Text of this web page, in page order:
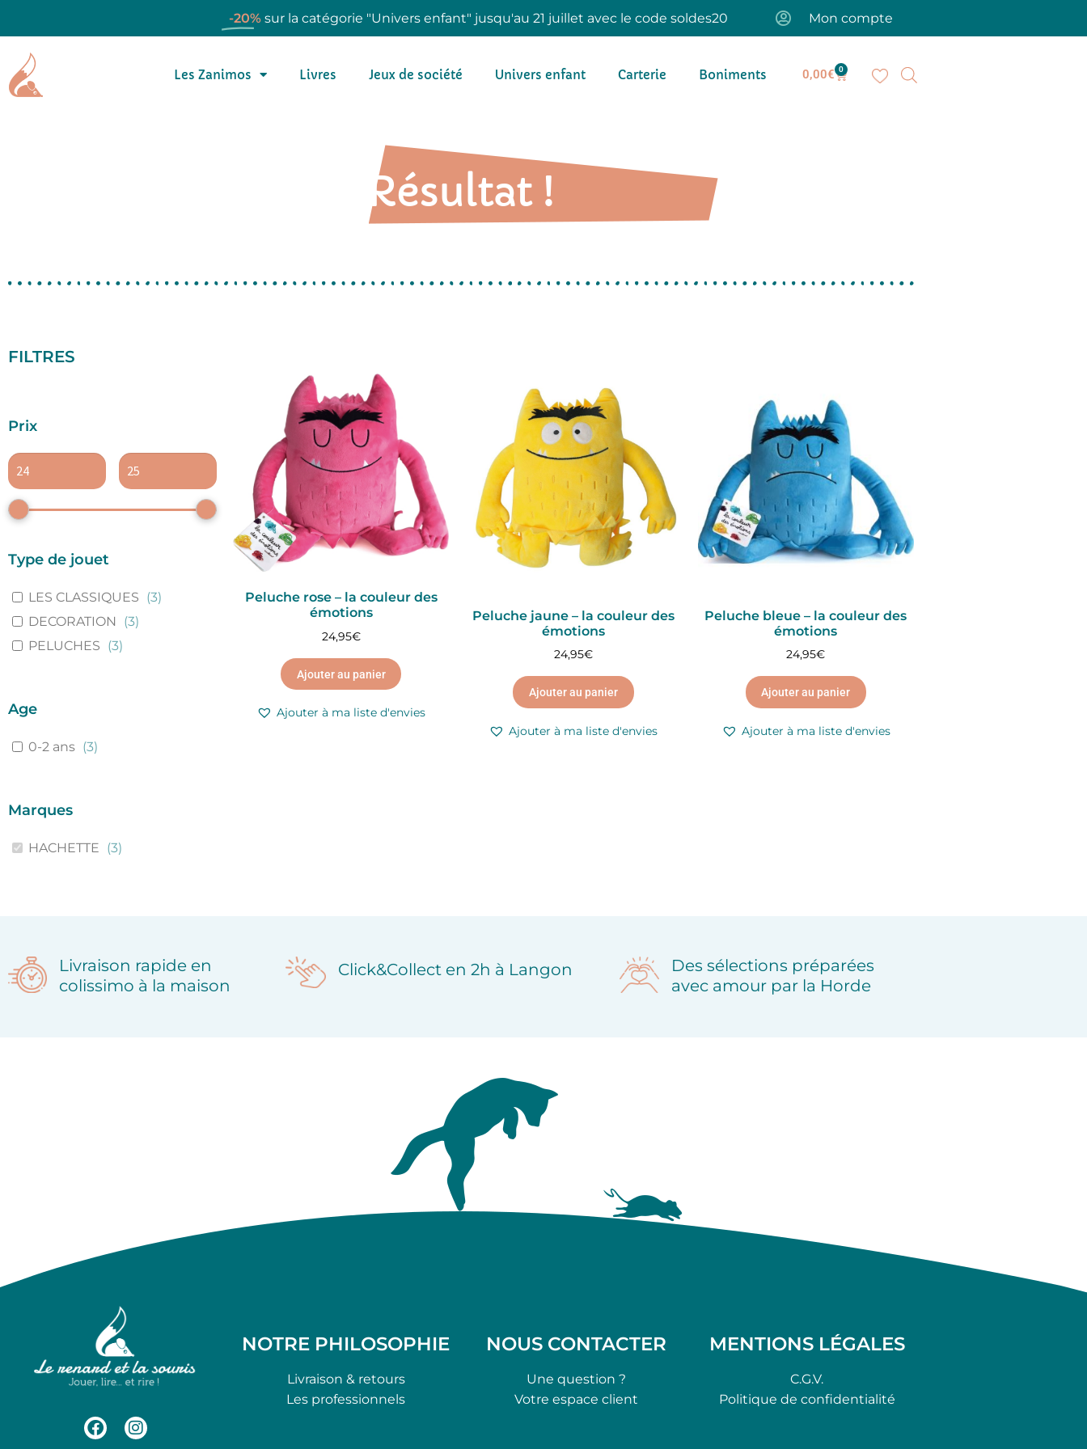
-20% sur la catégorie "Univers enfant" jusqu'au 21 juillet avec le code soldes20 Mon compte
Les Zanimos Livres Jeux de société Univers enfant Carterie Boniments 0,00€ 0
Résultat !
FILTRES
Prix
Type de jouet
LES CLASSIQUES (3)
DECORATION (3)
PELUCHES (3)
Age
0-2 ans (3)
Marques
HACHETTE (3)
Peluche rose – la couleur des
émotions
24,95€
Ajouter au panier
Ajouter à ma liste d'envies
Peluche jaune – la couleur des
émotions
24,95€
Ajouter au panier
Ajouter à ma liste d'envies
Peluche bleue – la couleur des
émotions
24,95€
Ajouter au panier
Ajouter à ma liste d'envies
Livraison rapide en
colissimo à la maison
Click&Collect en 2h à Langon
Des sélections préparées
avec amour par la Horde
NOTRE PHILOSOPHIE
Livraison & retours
Les professionnels
NOUS CONTACTER
Une question ?
Votre espace client
MENTIONS LÉGALES
C.G.V.
Politique de confidentialité